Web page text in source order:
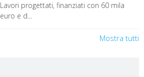
Lavori progettati, finanziati con 60 mila
euro e d...
Mostra tutti